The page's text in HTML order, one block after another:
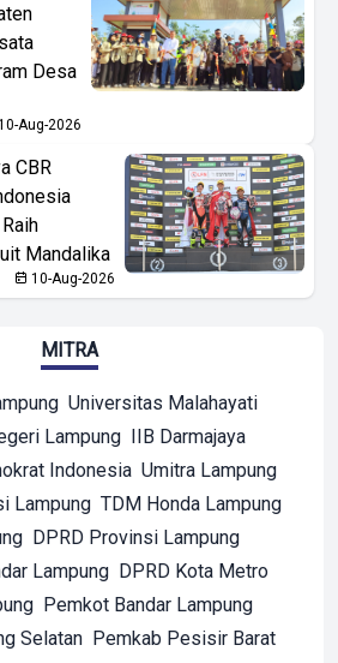
Desa
Aug-2026
CBR
Mandalika
10-Aug-2026
MITRA
Universitas Malahayati
Lampung IIB Darmajaya
Indonesia Umitra Lampung
Lampung TDM Honda Lampung
DPRD Provinsi Lampung
Lampung DPRD Kota Metro
Pemkot Bandar Lampung
Selatan Pemkab Pesisir Barat